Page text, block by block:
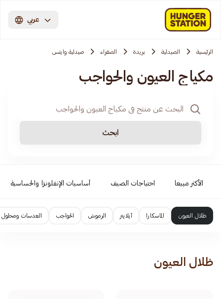
عربي
الرئيسية الصيدلية بريدة الصفراء صيدلية وايتس
مكياج العيون والحواجب
ابحث
الأكثر مبيعا احتياجات الصيف أساسيات الإنفلونزا والحساسية
ظلال العيون الماسكارا آيلاينر الرموش الحواجب العدسات
ظلال العيون